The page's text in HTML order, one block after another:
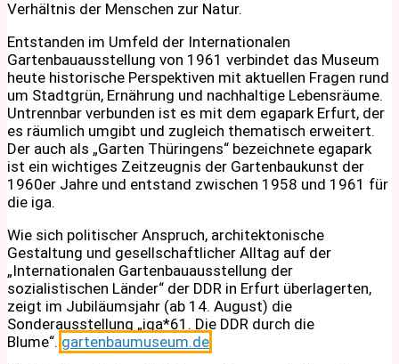
Verhältnis der Menschen zur Natur.
Entstanden im Umfeld der Internationalen
Gartenbauausstellung von 1961 verbindet das Museum
heute historische Perspektiven mit aktuellen Fragen rund
um Stadtgrün, Ernährung und nachhaltige Lebensräume.
Untrennbar verbunden ist es mit dem egapark Erfurt, der
es räumlich umgibt und zugleich thematisch erweitert.
Der auch als „Garten Thüringens“ bezeichnete egapark
ist ein wichtiges Zeitzeugnis der Gartenbaukunst der
1960er Jahre und entstand zwischen 1958 und 1961 für
die iga.
Wie sich politischer Anspruch, architektonische
Gestaltung und gesellschaftlicher Alltag auf der
„Internationalen Gartenbauausstellung der
sozialistischen Länder“ der DDR in Erfurt überlagerten,
zeigt im Jubiläumsjahr (ab 14. August) die
Sonderausstellung „iga*61. Die DDR durch die
Blume“. gartenbaumuseum.de